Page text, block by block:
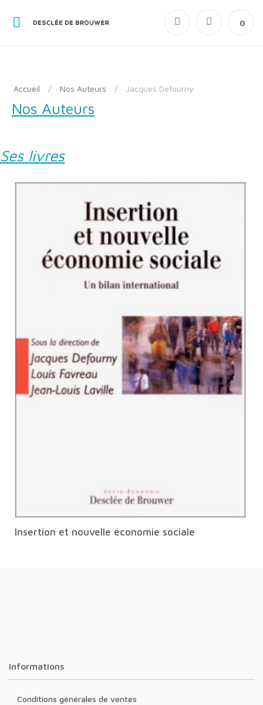
0
Accueil / Nos Auteurs / Jacques Defourny
Nos Auteurs
Ses livres
Insertion et nouvelle économie sociale
Informations
Conditions générales de ventes